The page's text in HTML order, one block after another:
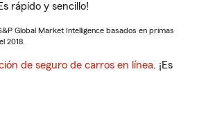
rápido y sencillo!
Global Market Intelligence basados en primas
2018.
de seguro de carros en línea. ¡Es